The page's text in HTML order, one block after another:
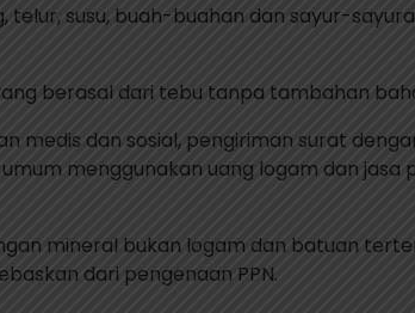
telur, susu, buah-buahan dan sayur-
berasal dari tebu tanpa tambahan
medis dan sosial, pengiriman surat
menggunakan uang logam dan
mineral bukan logam dan batuan
dari pengenaan PPN.